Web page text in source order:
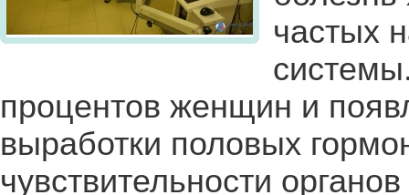
частых
процентов женщин и
выработки половых
чувствительности